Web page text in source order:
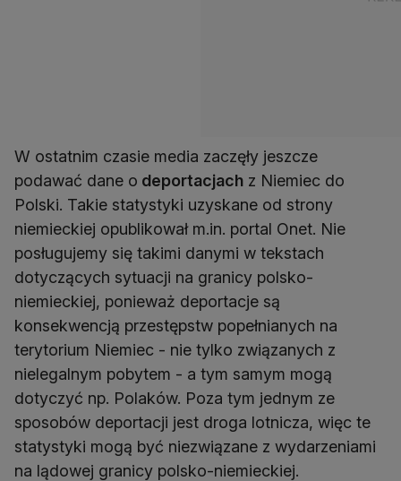
W ostatnim czasie media zaczęły jeszcze
podawać dane o deportacjach z Niemiec do
Polski. Takie statystyki uzyskane od strony
niemieckiej opublikował m.in. portal Onet. Nie
posługujemy się takimi danymi w tekstach
dotyczących sytuacji na granicy polsko-
niemieckiej, ponieważ deportacje są
konsekwencją przestępstw popełnianych na
terytorium Niemiec - nie tylko związanych z
nielegalnym pobytem - a tym samym mogą
dotyczyć np. Polaków. Poza tym jednym ze
sposobów deportacji jest droga lotnicza, więc te
statystyki mogą być niezwiązane z wydarzeniami
na lądowej granicy polsko-niemieckiej.